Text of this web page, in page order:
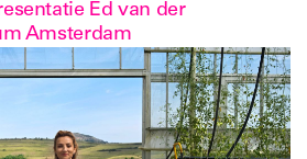
Ed van der
Amsterdam